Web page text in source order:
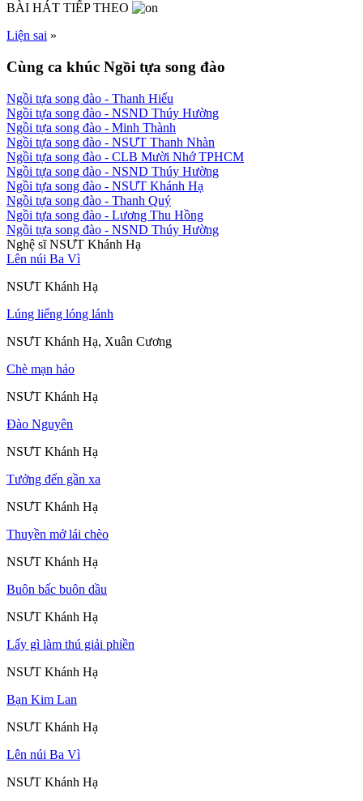
BÀI HÁT TIẾP THEO
Liện sai »
Cùng ca khúc Ngồi tựa song đào
Ngồi tựa song đào - Thanh Hiếu
Ngồi tựa song đào - NSND Thúy Hường
Ngồi tựa song đào - Minh Thành
Ngồi tựa song đào - NSƯT Thanh Nhàn
Ngồi tựa song đào - CLB Mười Nhớ TPHCM
Ngồi tựa song đào - NSND Thúy Hường
Ngồi tựa song đào - NSƯT Khánh Hạ
Ngồi tựa song đào - Thanh Quý
Ngồi tựa song đào - Lương Thu Hồng
Ngồi tựa song đào - NSND Thúy Hường
Nghệ sĩ NSƯT Khánh Hạ
Lên núi Ba Vì
NSƯT Khánh Hạ
Lúng liếng lóng lánh
NSƯT Khánh Hạ, Xuân Cương
Chè mạn hảo
NSƯT Khánh Hạ
Đào Nguyên
NSƯT Khánh Hạ
Tưởng đến gần xa
NSƯT Khánh Hạ
Thuyền mở lái chèo
NSƯT Khánh Hạ
Buôn bấc buôn dầu
NSƯT Khánh Hạ
Lấy gì làm thú giải phiền
NSƯT Khánh Hạ
Bạn Kim Lan
NSƯT Khánh Hạ
Lên núi Ba Vì
NSƯT Khánh Hạ